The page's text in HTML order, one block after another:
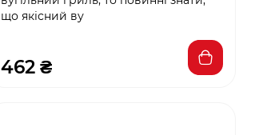
що якісний ву
462 ₴